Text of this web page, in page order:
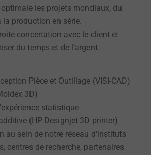
les projets mondiaux, du
la production en série.
concertation avec le client et
du temps et de l’argent.
Pièce et Outillage (VISI-CAD)
3D)
statistique
(HP Designjet 3D printer)
au sein de notre réseau d'instituts
centres de recherche, partenaires